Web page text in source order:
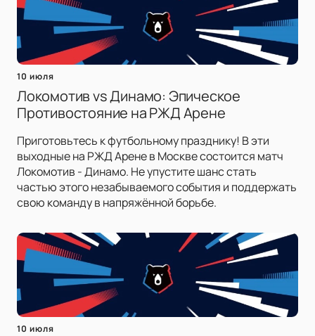
10 июля
Локомотив vs Динамо: Эпическое
Противостояние на РЖД Арене
Приготовьтесь к футбольному празднику! В эти
выходные на РЖД Арене в Москве состоится матч
Локомотив - Динамо. Не упустите шанс стать
частью этого незабываемого события и поддержать
свою команду в напряжённой борьбе.
10 июля